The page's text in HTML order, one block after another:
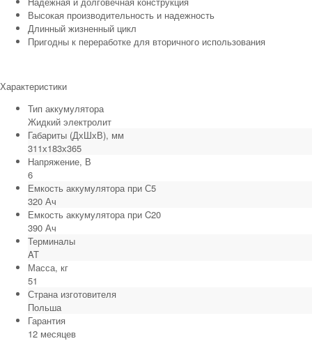
Высокая производительность и надежность
Длинный жизненный цикл
Пригодны к переработке для вторичного использования
Характеристики
Тип аккумулятора
Жидкий электролит
Габариты (ДхШхВ), мм
311х183х365
Напряжение, В
6
Емкость аккумулятора при С5
320 Ач
Емкость аккумулятора при C20
390 Ач
Терминалы
AT
Масса, кг
51
Страна изготовителя
Польша
Гарантия
12 месяцев